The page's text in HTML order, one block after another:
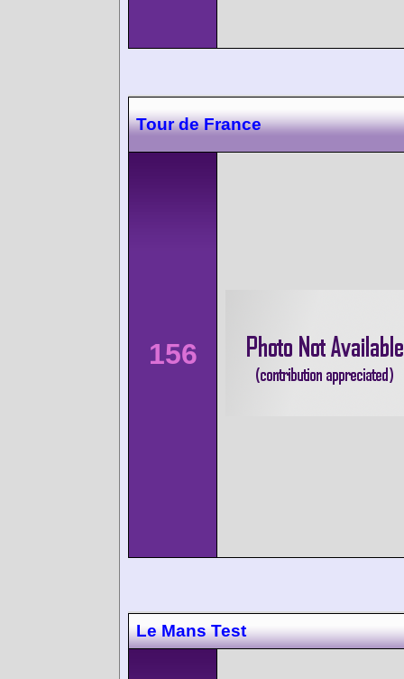
Tour de France
156
Le Mans Test